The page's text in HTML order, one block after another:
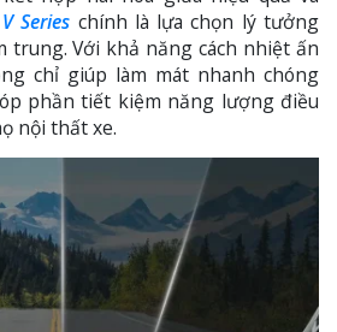
Series chính là lựa chọn lý tưởng
trung. Với khả năng cách nhiệt ấn
chỉ giúp làm mát nhanh chóng
phần tiết kiệm năng lượng điều
nội thất xe.